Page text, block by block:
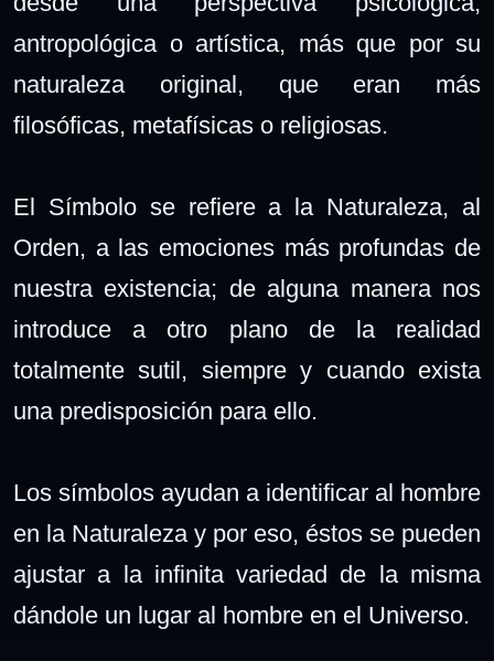
antropológica o artística, más que por su
naturaleza original, que eran más
filosóficas, metafísicas o religiosas.
El Símbolo se refiere a la Naturaleza, al
Orden, a las emociones más profundas de
nuestra existencia; de alguna manera nos
introduce a otro plano de la realidad
totalmente sutil, siempre y cuando exista
una predisposición para ello.
Los símbolos ayudan a identificar al hombre
en la Naturaleza y por eso, éstos se pueden
ajustar a la infinita variedad de la misma
dándole un lugar al hombre en el Universo.